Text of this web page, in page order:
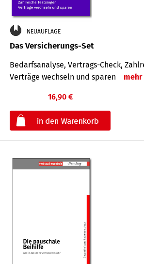
NEUAUFLAGE
Das Versicherungs-Set
Bedarfsanalyse, Vertrags-Check,
Verträge wechseln und sparen
mehr
16,90 €